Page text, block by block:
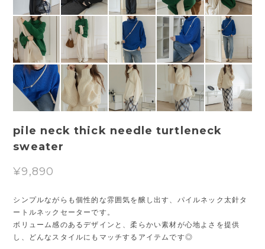
pile neck thick needle turtleneck
sweater
¥9,890
シンプルながらも個性的な雰囲気を醸し出す、パイルネック太針タ
ートルネックセーターです。
ボリューム感のあるデザインと、柔らかい素材が心地よさを提供
し、どんなスタイルにもマッチするアイテムです◎